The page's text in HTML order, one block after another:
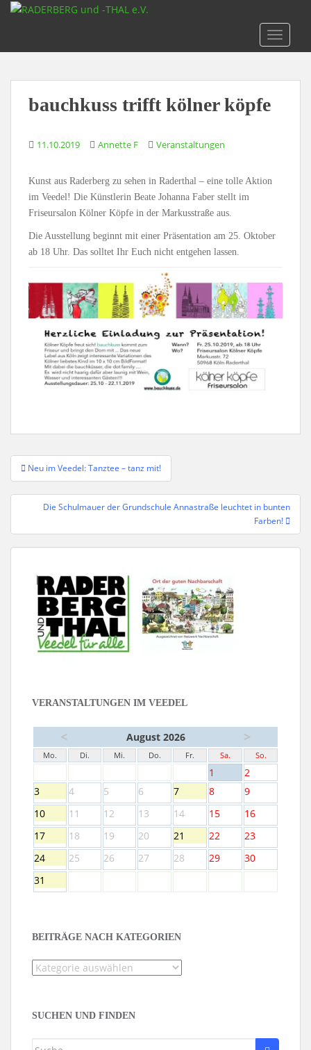
p
bauchkuss trifft kölner köpfe
11.10.2019 Annette F Veranstaltungen
Kunst aus Raderberg zu sehen in Raderthal – eine tolle Aktion
im Veedel! Die Künstlerin Beate Johanna Faber stellt im
Friseursalon Kölner Köpfe in der Markusstraße aus.
Die Ausstellung beginnt mit einer Präsentation am 25. Oktober
ab 18 Uhr. Das solltet Ihr Euch nicht entgehen lassen.
Beitragsnavigation
Neu im Veedel: Tanztee – tanz mit!
Die Schulmauer der Grundschule Annastraße leuchtet in bunten
Farben!
VERANSTALTUNGEN IM VEEDEL
< August 2026 >
Mo. Di. Mi. Do. Fr. Sa. So.
1
2
3
4 5 6 7 8
9
10
11 12 13 14 15
16
17
18 19 20 21 22
23
24
25 26 27 28 29
30
31
BEITRÄGE NACH KATEGORIEN
Beiträge
SUCHEN UND FINDEN
Suche